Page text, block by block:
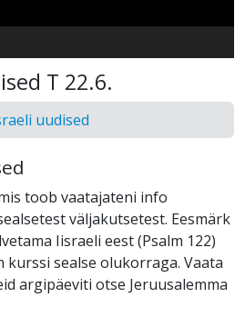
T 22.6.
uudised
toob vaatajateni info
väljakutsetest. Eesmärk
Iisraeli eest (Psalm 122)
kurssi sealse olukorraga. Vaata
argipäeviti otse Jeruusalemma